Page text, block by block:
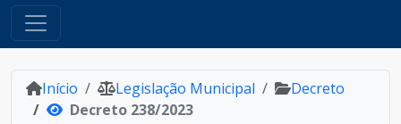
Início Legislação Municipal
Decreto
Decreto 238/2023